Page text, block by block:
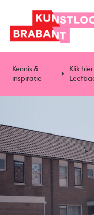
Kennis &
inspiratie
Klik